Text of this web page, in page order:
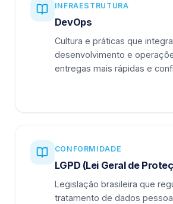
INFRAESTRUTURA
DevOps
Cultura e práticas que
desenvolvimento e
entregas mais rápidas e
CONFORMIDADE
LGPD (Lei Geral de
Legislação brasileira que
tratamento de dados